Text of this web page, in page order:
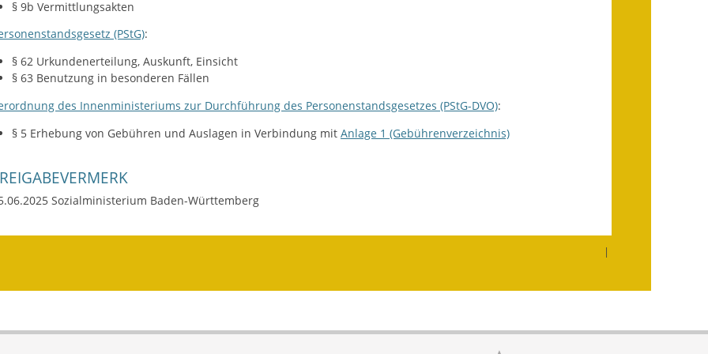
Bauen und Wohnen
§ 9b Vermittlungsakten
(PStG):
§ 62Urkundenerteilung, Auskunft, Einsicht
§ 63 Benutzung in besonderen Fällen
des Innenministeriums zur Durchführung des Personenstandsgesetzes (PStG-DVO):
§ 5 Erhebung von Gebühren und Auslagen in Verbindung mit Anlage 1 (Gebührenverzeichnis)
Sozialministerium Baden-Württemberg
|